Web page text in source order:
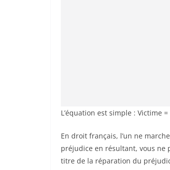
L’équation est simple : Victime
En droit français, l’un ne
préjudice en résultant, vous ne
titre de la réparation du